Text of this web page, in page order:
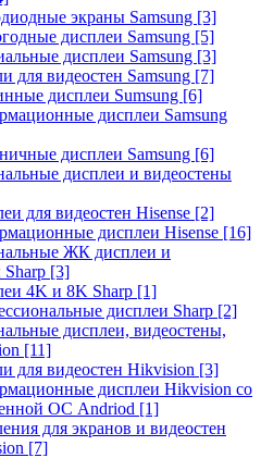
экраны Samsung [3]
дисплеи Samsung [5]
дисплеи Samsung [3]
для видеостен Samsung [7]
дисплеи Sumsung [6]
дисплеи Samsung
дисплеи Samsung [6]
дисплеи и видеостены
для видеостен Hisense [2]
дисплеи Hisense [16]
ЖК дисплеи и
Sharp [3]
4K и 8K Sharp [1]
дисплеи Sharp [2]
дисплеи, видеостены,
[11]
для видеостен Hikvision [3]
дисплеи Hikvision со
ОС Andriod [1]
для экранов и видеостен
[7]